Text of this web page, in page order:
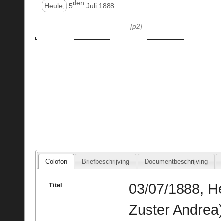
Heule, 5den Juli 1888.
p2
Colofon Briefbeschrijving Documentbeschrijving
Titel
03/07/1888,
Zuster